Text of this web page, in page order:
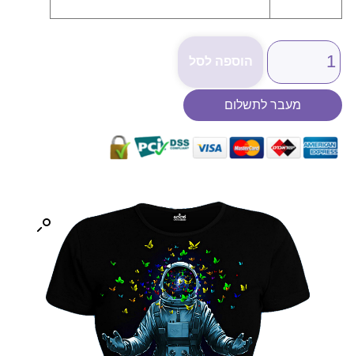
הוספה לסל
מעבר לתשלום